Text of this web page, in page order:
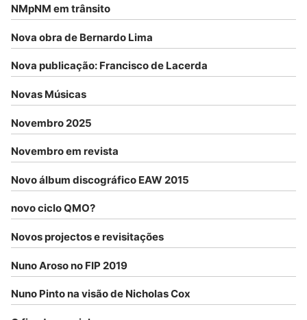
NMpNM em trânsito
Nova obra de Bernardo Lima
Nova publicação: Francisco de Lacerda
Novas Músicas
Novembro 2025
Novembro em revista
Novo álbum discográfico EAW 2015
novo ciclo QMO?
Novos projectos e revisitações
Nuno Aroso no FIP 2019
Nuno Pinto na visão de Nicholas Cox